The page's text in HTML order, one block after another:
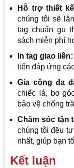
Hỗ trợ thiết
chúng tôi sẽ
tag chuẩn gu
sách miễn phí
In tag giao liền:
tiến đáp ứng
Gia công đa
chiếc lá, bo
bảo vệ chống
Chăm sóc tận
chúng tôi đều
nhất, giúp bạn
Kết luận